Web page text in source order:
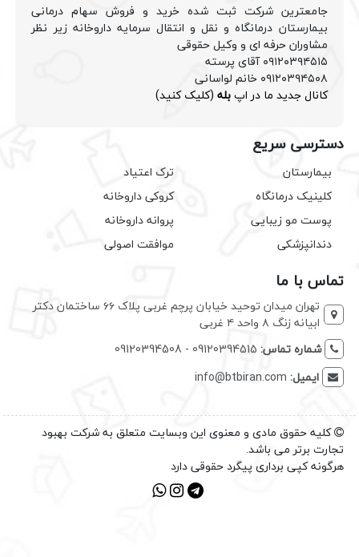
جامعترین شرکت ثبت شده خرید و فروش سهام درمانی
بیمارستان درمانگاه و نقل و انتقال سرمایه داروخانه زیر نظر
مشاوران حرفه ای و وکیل حقوقی
۰۹۱۲۰۳۹۴۵۱۵ آقای پرسته
۰۹۱۲۰۳۹۴۵۰۸ خانم لواسانی
کانال جدید ما در اپبله (کلیک کنید)
دسترسی سریع
بیمارستان
کلینیک درمانگاه
پوست مو زیبایی
دندانپزشکی
ترک اعتیاد
کروکی داروخانه
پروانه داروخانه
موافقت اصولی
تماس با ما
تهران میدان توحید خیابان پرچم غربی پلاک ۶۶ ساختمان دکتر
ابیانه زنگ ۸ واحد ۴ غربی
شماره تماس: 09120394515 - 09120394508
ایمیل: info@btbiran.com
کلیه حقوق مادی و معنوی این وبسایت متعلق به شرکت بهبود
تجارت برتر می باشد.
هرگونه کپی برداری پیگرد حقوقی دارد